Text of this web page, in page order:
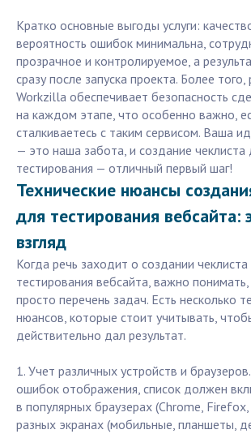
Кратко основные выгоды услуги:
вероятность ошибок минимальна,
прозрачное и контролируемое, а
сразу после запуска проекта. Более
Workzilla обеспечивает безопасность
на каждом этапе, что особенно важно,
сталкиваетесь с таким сервисом. Ваша
— это наша забота, и создание чеклиста
тестирования — отличный первый шаг!
Технические нюансы
для тестирования вебсайта:
взгляд
Когда речь заходит о создании чеклиста
тестирования вебсайта, важно
просто перечень задач. Есть несколько
нюансов, которые стоит учитывать,
действительно дал результат.
1. Учет различных устройств и
ошибок отображения, список должен
в популярных браузерах (Chrome,
разных экранах (мобильные, планшеты,